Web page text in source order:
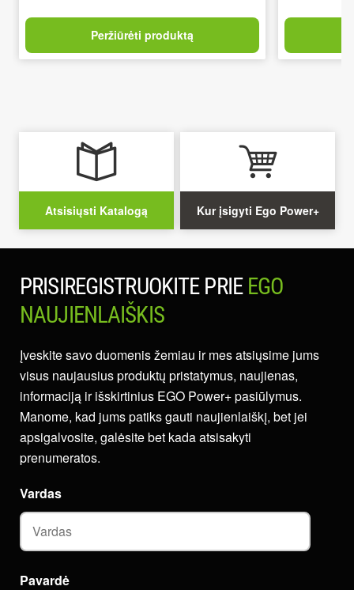
Peržiūrėti produktą
Atsisiųsti Katalogą Kur įsigyti Ego Power+
PRISIREGISTRUOKITE PRIE EGO
NAUJIENLAIŠKIS
Įveskite savo duomenis žemiau ir mes atsiųsime jums
visus naujausius produktų pristatymus, naujienas,
informaciją ir išskirtinius EGO Power+ pasiūlymus.
Manome, kad jums patiks gauti naujienlaiškį, bet jei
apsigalvosite, galėsite bet kada atsisakyti
prenumeratos.
Vardas
Pavardė